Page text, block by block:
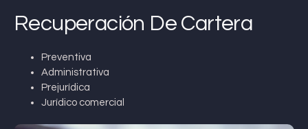
Recuperación De Cartera
Preventiva
Administrativa
Prejurídica
Jurídico comercial